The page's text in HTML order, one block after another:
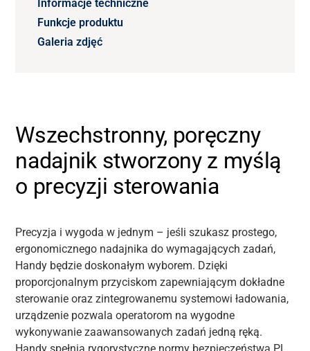
Wszechstronny, poręczny
nadajnik stworzony z myślą
o precyzji sterowania
Precyzja i wygoda w jednym – jeśli szukasz prostego,
ergonomicznego nadajnika do wymagających zadań,
Handy będzie doskonałym wyborem. Dzięki
proporcjonalnym przyciskom zapewniającym dokładne
sterowanie oraz zintegrowanemu systemowi ładowania,
urządzenie pozwala operatorom na wygodne
wykonywanie zaawansowanych zadań jedną ręką.
Informacje techniczne
Funkcje produktu
Galeria zdjęć